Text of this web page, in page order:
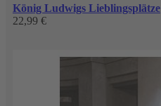
König Ludwigs Lieblingsplätze
22,99 €